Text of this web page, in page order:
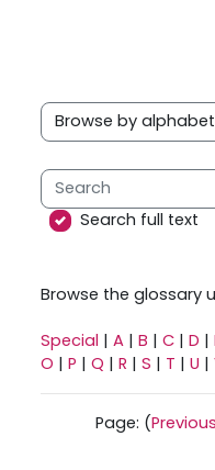
Browse the glossary
Search
Search full text
Browse the glossary
Special |A |B |C |D |
O |P |Q |R |S | T |U |
Page: (Previous